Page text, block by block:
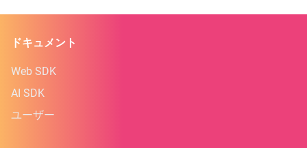
ドキュメント
Web SDK
AI SDK
ユーザー